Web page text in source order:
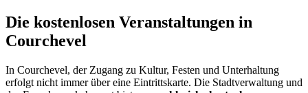
Die kostenlosen Veranstaltungen in
Courchevel
In Courchevel, der Zugang zu Kultur, Festen und Unterhaltung
erfolgt nicht immer über eine Eintrittskarte. Die Stadtverwaltung und